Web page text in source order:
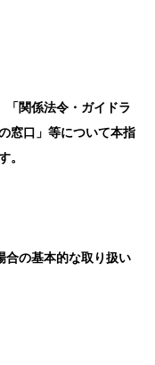
「関係法令・ガイドラ
窓口」等について本指
。
合の基本的な取り扱い